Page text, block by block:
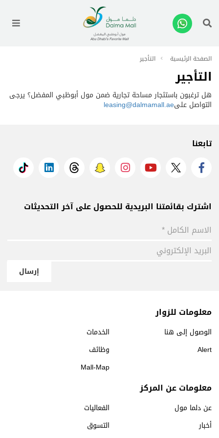
الصفحة الرئيسية التأجير
التأجير
هل ترغبون باستئجار مساحة تجارية ضمن مول أبوظبي المفضل؟ يرجى
التواصل علىleasing@dalmamall.ae
تابعنا
اشترك بقائمتنا البريدية للحصول على آخر التحديثات
إرسال
معلومات للزوار
الخدمات
الوصول إلى هنا
وظائف
Alert
Mall-Map
معلومات عن المركز
عن دلما مول
الفعاليات
أخبار
التسوق